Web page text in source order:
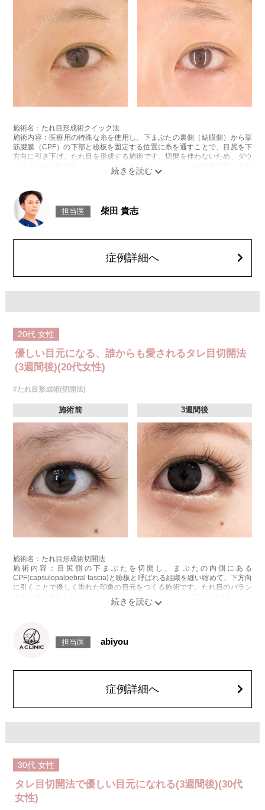
施術名：たれ目形成術クイック法
施術内容：医療用の特殊な糸を使用し、下まぶたの裏側（結膜側）から挙
筋腱膜（CPF）の下部と瞼板を固定する位置に糸を通すことで、目尻を下
方向に引き下げ、たれ目を形成する施術です。切開を伴わないため、ダウ
ンタイムが比較的短く、お顔の表面に傷跡が残らないのが特徴です。糸を
通す位置や角度を繊細に調整することで、しっかりとした変化とともに、
施術時間：約30分程
リスク、副作用：腫れ、内出血、疼痛、目がごろごろする違和感などが術
後一時的に生じることがございます。また、稀に細菌感染症、左右差、後
戻り、縫合糸の露出、逆さ睫毛になる、目が乾燥する、睫毛が切れたり抜
費用：217,800円(税込)〜327,800円(税込)
オプション：笑気麻酔 3,300円(税込)
担当医 柴田 貴志
症例詳細へ
20代 女性
優しい目元になる、誰からも愛されるタレ目切開法
(3週間後)(20代女性)
#たれ目形成術(切開法)
施術前 3週間後
施術名：たれ目形成術切開法
施術内容：目尻側の下まぶたを切開し、まぶたの内側にある
CPF(capsulopalpebral fascia)と瞼板と呼ばれる組織を縫い縮めて、下方向
に引くことで優しく垂れた印象の目元をつくる施術です。たれ目のバラン
スを丁寧に確認しながら、最後に皮膚をきれいに縫合して仕上げます。
後一時的に生じることがございます。また、稀に細菌感染症、左右差、肥
厚性瘢痕、兎眼、後戻り、縫合糸の露出、逆さ睫毛になる、下眼瞼外反、
費用：602,800円(税込)〜877,800円(税込)
オプション：笑気麻酔 3,300円(税込)
担当医 abiyou
症例詳細へ
30代 女性
タレ目切開法で優しい目元になれる(3週間後)(30代
女性)